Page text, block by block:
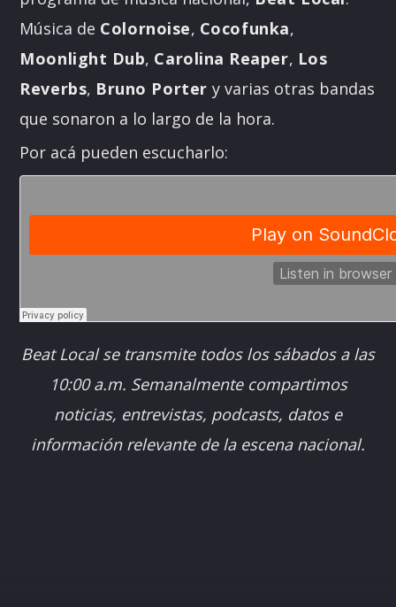
Música de Colornoise, Cocofunka,
Moonlight Dub, Carolina Reaper, Los
Reverbs, Bruno Portery varias otras bandas
que sonaron a lo largo de la hora.
Por acá pueden escucharlo:
Beat Local se transmite todos los sábados a las
10:00 a.m. Semanalmente compartimos
noticias, entrevistas, podcasts, datos e
información relevante de la escena nacional.